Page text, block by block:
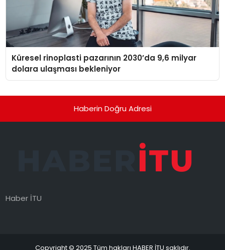
Küresel rinoplasti pazarının 2030’da 9,6 milyar
dolara ulaşması bekleniyor
Haberin Doğru Adresi
Haber İTU
Copyright © 2025 Tüm hakları HABER İTU saklıdır.